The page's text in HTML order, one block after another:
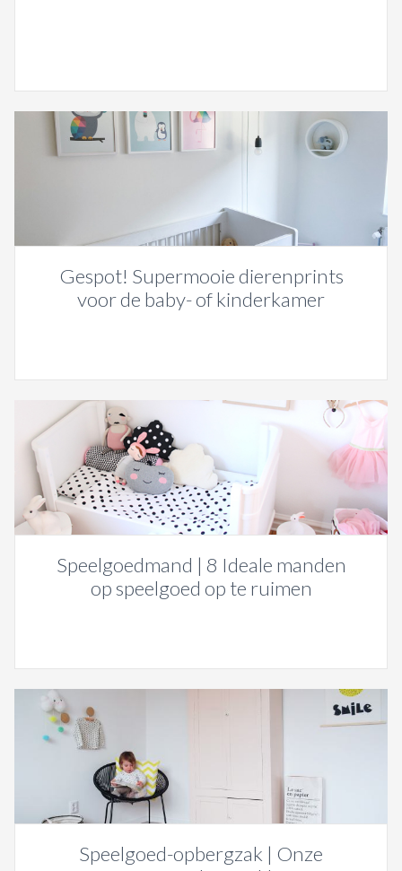
Gespot! Supermooie dierenprints
voor de baby- of kinderkamer
Speelgoedmand | 8 Ideale manden
op speelgoed op te ruimen
Speelgoed-opbergzak | Onze